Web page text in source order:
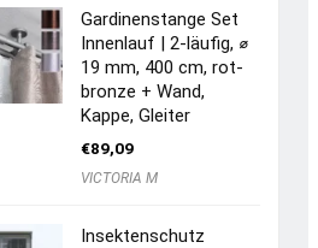
Gardinenstange Set
Innenlauf | 2-läufig, ⌀
19 mm, 400 cm, rot-
bronze + Wand,
Kappe, Gleiter
€89,09
VICTORIA M
Insektenschutz